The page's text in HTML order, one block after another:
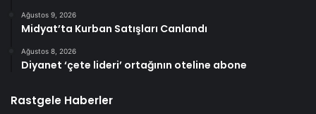
Ağustos 9, 2026
Midyat’ta Kurban Satışları Canlandı
Ağustos 8, 2026
Diyanet ‘çete lideri’ ortağının oteline abone
Rastgele Haberler